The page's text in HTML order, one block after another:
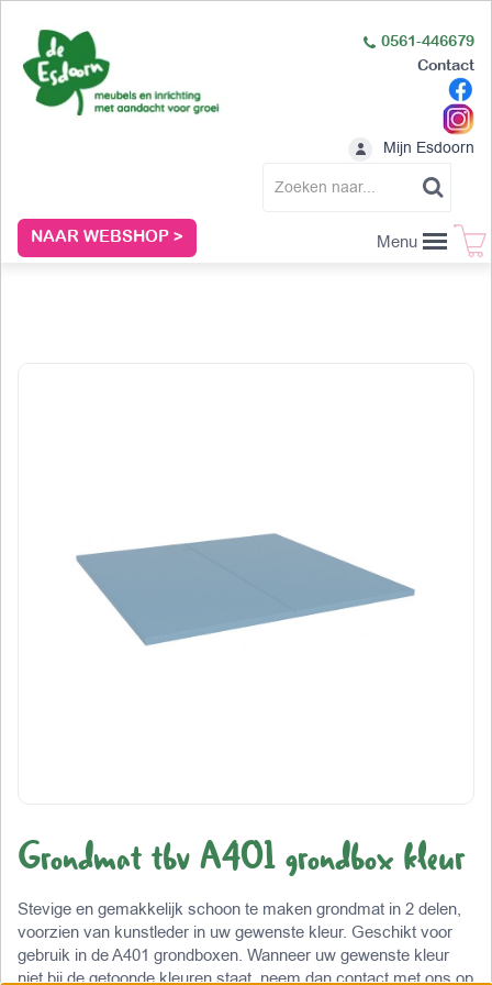
NAAR WEBSHOP >
0561-446679
Contact
Mijn Esdoorn
Menu
Grondmat tbv A401 grondbox kleur
Stevige en gemakkelijk schoon te maken grondmat in 2 delen,
voorzien van kunstleder in uw gewenste kleur. Geschikt voor
gebruik in de A401 grondboxen. Wanneer uw gewenste kleur
niet bij de getoonde kleuren staat, neem dan contact met ons op